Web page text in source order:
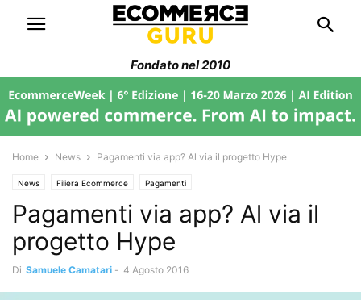
Fondato nel 2010
Home News Pagamenti via app? Al via il progetto Hype
News Filiera Ecommerce Pagamenti
Pagamenti via app? Al via il
progetto Hype
Di Samuele Camatari - 4 Agosto 2016